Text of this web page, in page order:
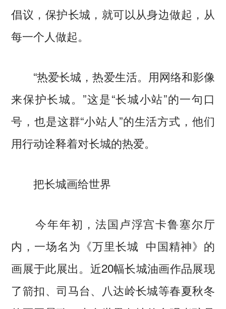
倡议，保护长城，就可以从身边做起，从
每一个人做起。
“热爱长城，热爱生活。用网络和影像
来保护长城。”这是“长城小站”的一句口
号，也是这群“小站人”的生活方式，他们
用行动诠释着对长城的热爱。
把长城画给世界
今年年初，法国卢浮宫卡鲁塞尔厅
内，一场名为《万里长城 中国精神》的
画展于此展出。近20幅长城油画作品展现
了箭扣、司马台、八达岭长城等春夏秋冬